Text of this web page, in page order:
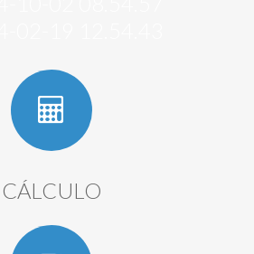
CÁLCULO